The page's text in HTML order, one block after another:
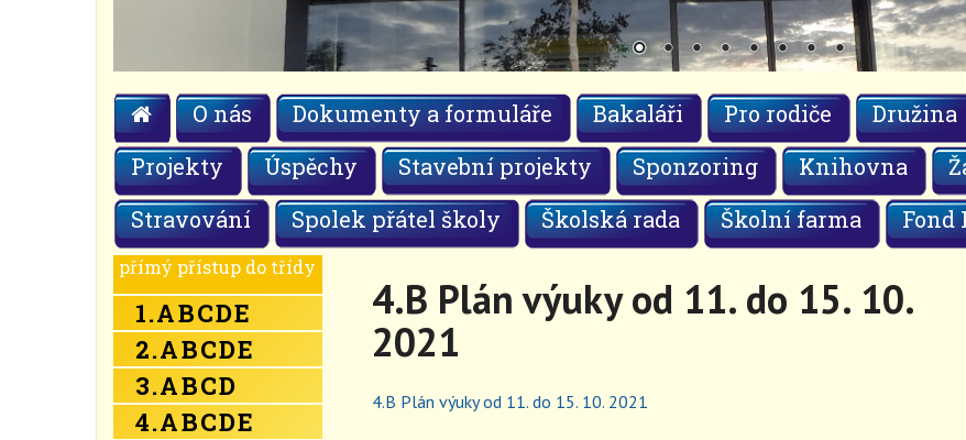
O nás Dokumenty a formuláře Bakaláři Pro rodiče Družina
Projekty
Úspěchy Stavební projekty Sponzoring Knihovna
Stravování
Spolek přátel školy Školská rada Školní farma Fond
přímý přístup do třídy
1.ABCDE
2.ABCDE
3.ABCD
4.ABCDE
4.B Plán výuky od 11. do 15. 10.
2021
4.B Plán výuky od 11. do 15. 10. 2021